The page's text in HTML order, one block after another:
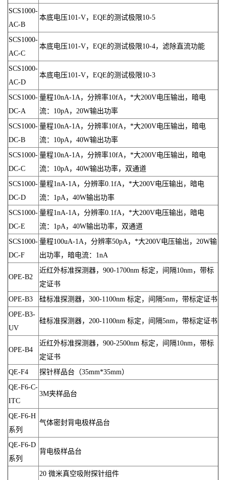
SCS1000-
AC-B
本底电压101-V，EQE的测试极限10-5
SCS1000-
AC-C
本底电压101-V，EQE的测试极限10-4，滤除直流功能
SCS1000-
AC-D
本底电压101-V，EQE的测试极限10-3
SCS1000-
DC-A
量程10nA-1A，分辨率10fA，*大200V电压输出，暗电
流：10pA，20W输出功率
SCS1000-
DC-B
量程10nA-1A，分辨率10fA，*大200V电压输出，暗电
流：10pA，40W输出功率
SCS1000-
DC-C
量程10nA-1A，分辨率10fA，*大200V电压输出，暗电
流：10pA，40W输出功率，双通道
SCS1000-
DC-D
量程1nA-1A，分辨率0.1fA，*大200V电压输出，暗电
流：1pA，40W输出功率
SCS1000-
DC-E
量程1nA-1A，分辨率0.1fA，*大200V电压输出，暗电
流：1pA，40W输出功率，双通道
SCS1000-
DC-F
量程100uA-1A，分辨率50pA，*大200V电压输出，20W输
出功率，暗电流：1nA
OPE-B2
近红外标准探测器，900-1700nm 标定，间隔10nm，带标
定证书
OPE-B3
硅标准探测器，300-1100nm 标定，间隔5nm，带标定证书
OPE-B3-
UV
硅标准探测器，200-1100nm 标定，间隔5nm，带标定证书
OPE-B4
近红外标准探测器，900-2500nm 标定，间隔10nm，带标
定证书
QE-F4
探针样品台（35mm*35mm）
QE-F6-C-
ITC
3M夹样品台
QE-F6-H
系列
气体密封背电极样品台
QE-F6-D
系列
背电极样品台
20 微米真空吸附探针组件